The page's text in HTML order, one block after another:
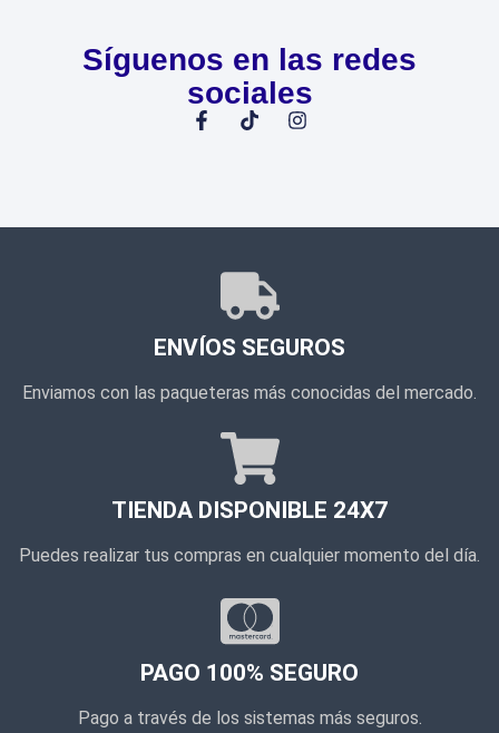
Síguenos en las redes
sociales
ENVÍOS SEGUROS
Enviamos con las paqueteras más conocidas del mercado.
TIENDA DISPONIBLE 24X7
Puedes realizar tus compras en cualquier momento del día.
PAGO 100% SEGURO
Pago a través de los sistemas más seguros.